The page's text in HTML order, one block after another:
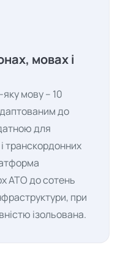
мовах і
мову – 10
до
для
транскордонних
ATO до сотень
при
ізольована.